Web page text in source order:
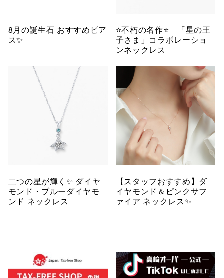
8月の誕生石 おすすめピア
ス✨
⭐️不朽の名作⭐️ 「星の王
子さま」コラボレーショ
ンネックレス
二つの星が輝く✨ ダイヤ
モンド・ブルーダイヤモ
ンド ネックレス
【スタッフおすすめ】ダ
イヤモンド＆ピンクサフ
ァイア ネックレス✨